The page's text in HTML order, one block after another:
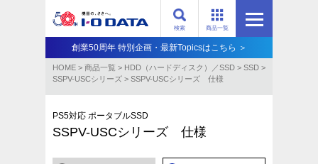
商品一覧
検索
創業50周年 特別企画・最新Topicsはこちら ＞
HOME > 商品一覧 > HDD（ハードディスク）／SSD > SSD >
SSPV-USCシリーズ > SSPV-USCシリーズ 仕様
PS5対応 ポータブルSSD
SSPV-USCシリーズ 仕様